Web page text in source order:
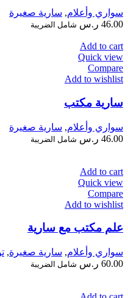
سواري وأعلام, سارية صغيرة
46.00 ر.س شامل الضريبة
Add to cart
Quick view
Compare
Add to wishlist
سارية مكتب
سواري وأعلام, سارية صغيرة
46.00 ر.س شامل الضريبة
Add to cart
Quick view
Compare
Add to wishlist
علم مكتب مع سارية
سواري وأعلام, سارية صغيرة,
60.00 ر.س شامل الضريبة